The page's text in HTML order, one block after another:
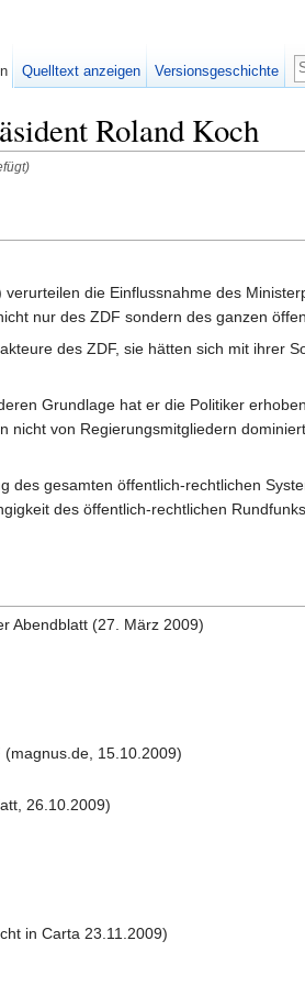
Roland Koch
)
die Einflussnahme des
nur des ZDF sondern des ganzen
des ZDF, sie hätten sich mit ihrer
Grundlage hat er die Politiker
von Regierungsmitgliedern
des gesamten öffentlich-rechtlichen
des öffentlich-rechtlichen
Abendblatt (27. März 2009)
15.10.2009)
26.10.2009)
in Carta 23.11.2009)
Quelltext anzeigen Versionsgeschichte